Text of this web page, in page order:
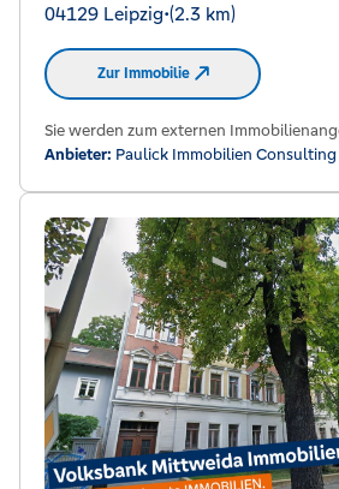
04129 Leipzig•(2.3 km)
Zur Immobilie
Sie werden zum externen
Anbieter: Paulick Immobilien Consulting